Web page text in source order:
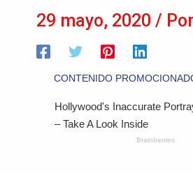
29 mayo, 2020 / Por